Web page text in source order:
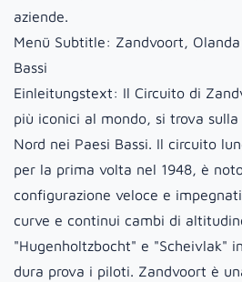
aziende.
Menü Subtitle: Zandvoort,
Bassi
Einleitungstext: Il Circuito di
più iconici al mondo, si trova
Nord nei Paesi Bassi. Il circuito
per la prima volta nel 1948, è
configurazione veloce e
curve e continui cambi di
"Hugenholtzbocht" e "Scheivlak"
dura prova i piloti. Zandvoort è